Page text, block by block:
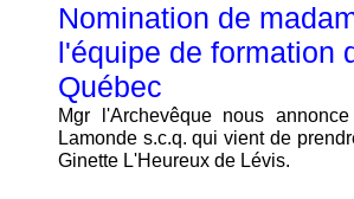
Nomination de
l'équipe de formation
Québec
Mgr l'Archevêque nous
Lamonde s.c.q. qui vient de
Ginette L'Heureux de Lévis.